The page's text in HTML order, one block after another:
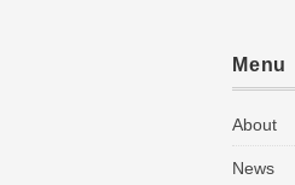
Menu
About
News